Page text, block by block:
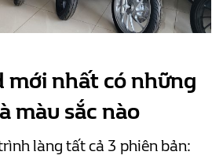
mới nhất có những
màu sắc nào
làng tất cả 3 phiên bản: